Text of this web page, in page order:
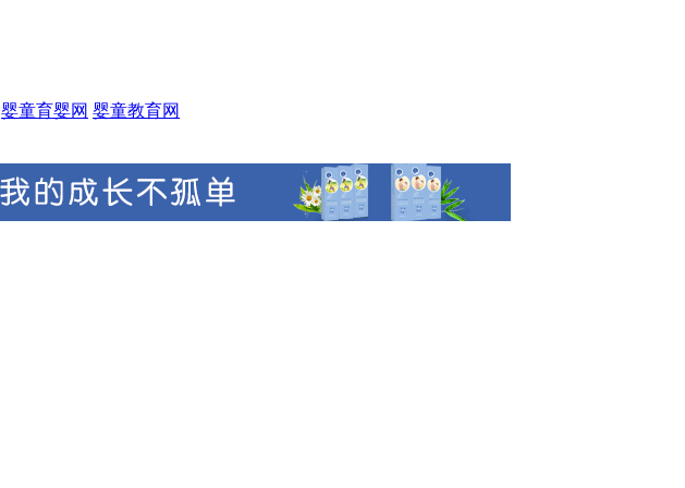
婴童育婴网 婴童教育网